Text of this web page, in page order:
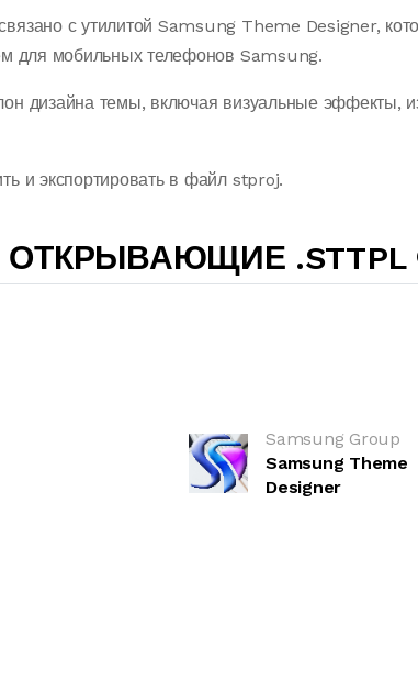
с утилитой Samsung Theme Designer,
для мобильных телефонов Samsung.
дизайна темы, включая визуальные эффекты,
и экспортировать в файл stproj.
Samsung Group
Samsung Theme
Designer